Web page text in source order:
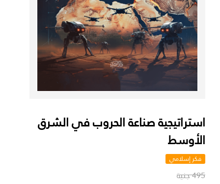
استراتيجية صناعة الحروب في الشرق
الأوسط
فكر إسلامي
495 جنية